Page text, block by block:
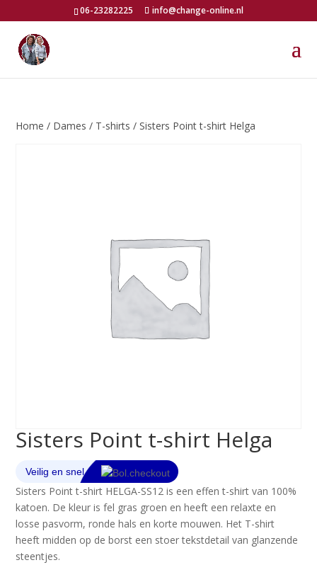
06-23282225 info@change-online.nl
Home / Dames / T-shirts / Sisters Point t-shirt Helga
Sisters Point t-shirt Helga
Sisters Point t-shirt HELGA-SS12 is een effen t-shirt van 100%
katoen. De kleur is fel gras groen en heeft een relaxte en
losse pasvorm, ronde hals en korte mouwen. Het T-shirt
heeft midden op de borst een stoer tekstdetail van glanzende
steentjes.